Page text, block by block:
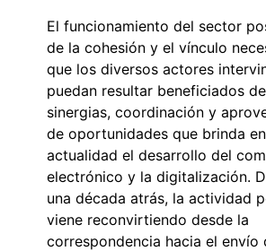
El funcionamiento del sector
de la cohesión y el vínculo
que los diversos actores
puedan resultar beneficiados
sinergias, coordinación y
de oportunidades que brinda
actualidad el desarrollo del
electrónico y la digitalización.
una década atrás, la actividad
viene reconvirtiendo desde la
correspondencia hacia el envío